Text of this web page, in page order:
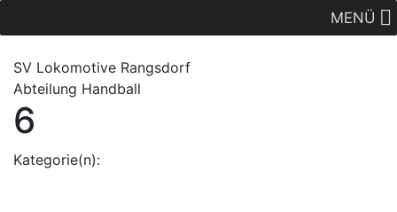
MENÜ
SV Lokomotive Rangsdorf
Abteilung Handball
6
Kategorie(n):